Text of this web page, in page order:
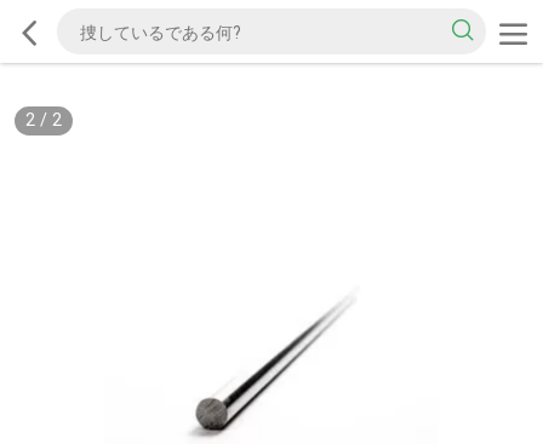
2/ 2